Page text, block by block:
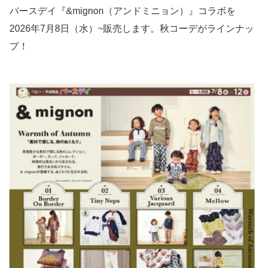
バースデイ『&mignon（アンドミニョン）』コラボを
2026年7月8日（水）~販売します。秋コーデがラインナッ
プ！